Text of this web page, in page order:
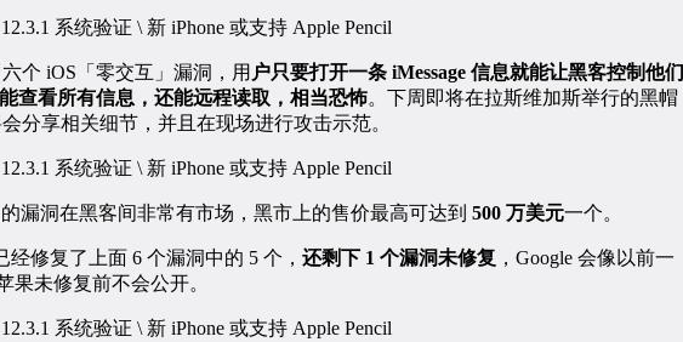
个 iOS「零交互」漏洞，用 户只要打开一条 iMessage 信息就能让黑客控制他们
查看所有信息，还能远程读取，相当恐怖。下周即将在拉斯维加斯举行的黑帽
分享相关细节，并且在现场进行攻击示范。
漏洞在黑客间非常有市场，黑市上的售价最高可达到 500 万美元一个。
修复了上面 6 个漏洞中的 5 个， 还剩下 1 个漏洞未修复 ，Google 会像以前一
果未修复前不会公开。